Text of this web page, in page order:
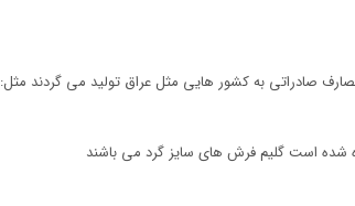
صادراتی به کشور هایی مثل عراق تولید می گردند مثل:
شده است گلیم فرش های سایز گرد می باشند